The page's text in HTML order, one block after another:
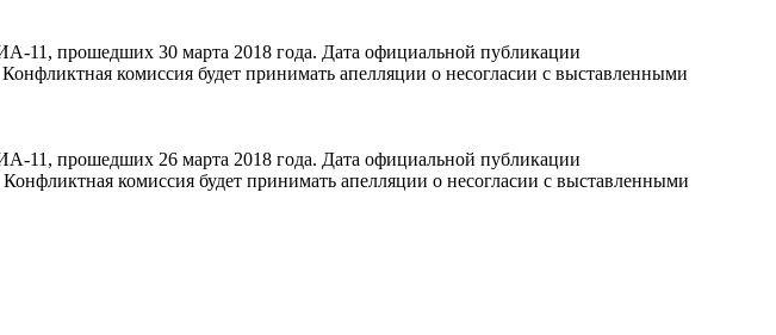
11, прошедших 30 марта 2018 года. Дата официальной публикации
комиссия будет принимать апелляции о несогласии с выставленными
11, прошедших 26 марта 2018 года. Дата официальной публикации
комиссия будет принимать апелляции о несогласии с выставленными